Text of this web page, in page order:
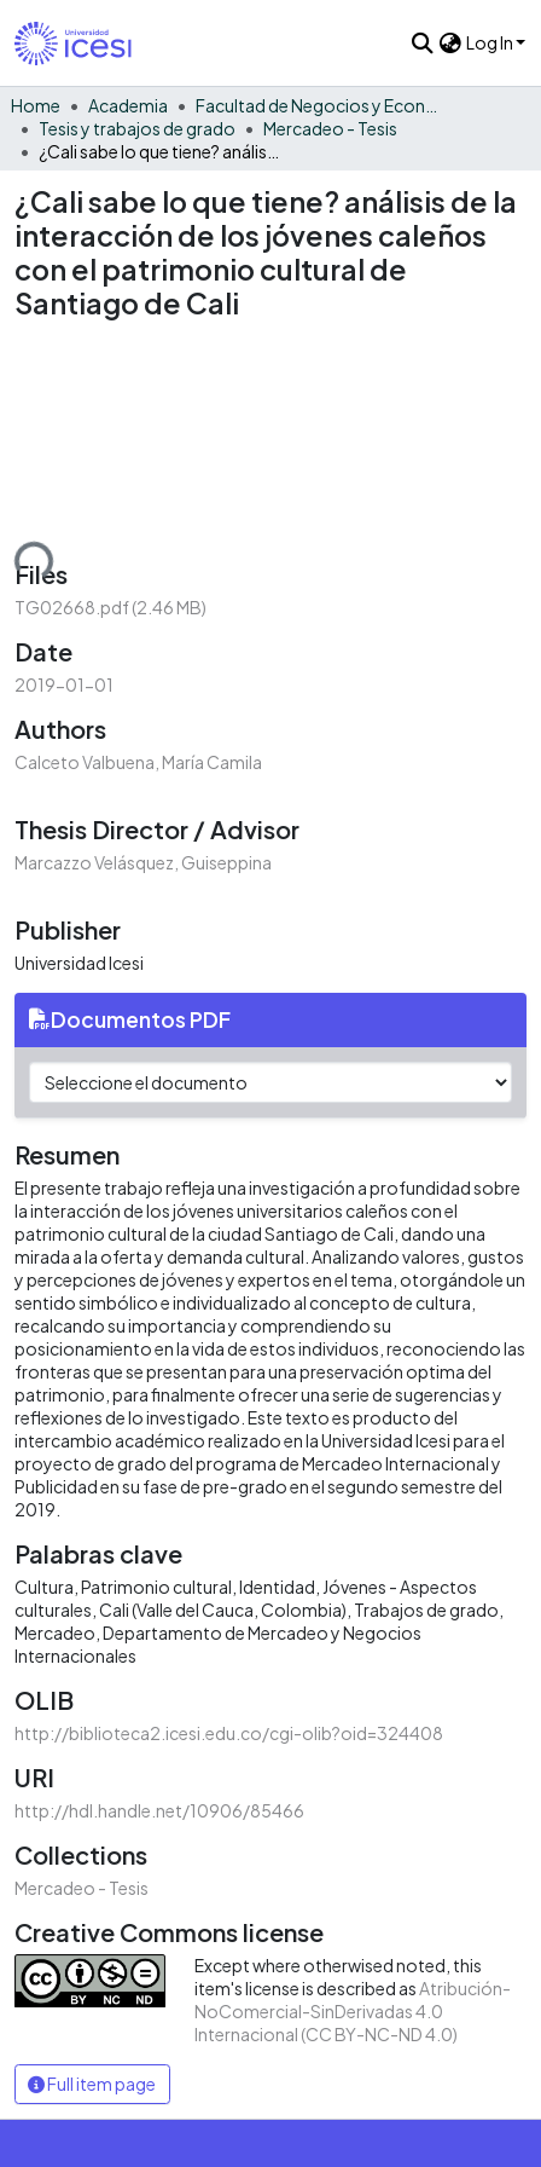
Log In
Home Academia
Tesis y trabajos de grado
Mercadeo - Tesis
¿Cali sabe lo que tiene? análisis de la
interacción de los jóvenes caleños
con el patrimonio cultural de
Santiago de Cali
Files
TG02668.pdf(2.46 MB)
Date
2019-01-01
Authors
Calceto Valbuena, María Camila
Thesis Director / Advisor
Marcazzo Velásquez, Guiseppina
Publisher
Universidad Icesi
Documentos PDF
Resumen
El presente trabajo refleja una investigación a profundidad sobre
la interacción de los jóvenes universitarios caleños con el
patrimonio cultural de la ciudad Santiago de Cali, dando una
mirada a la oferta y demanda cultural. Analizando valores, gustos
y percepciones de jóvenes y expertos en el tema, otorgándole un
sentido simbólico e individualizado al concepto de cultura,
recalcando su importancia y comprendiendo su
posicionamiento en la vida de estos individuos, reconociendo las
fronteras que se presentan para una preservación optima del
patrimonio, para finalmente ofrecer una serie de sugerencias y
reflexiones de lo investigado. Este texto es producto del
intercambio académico realizado en la Universidad Icesi para el
proyecto de grado del programa de Mercadeo Internacional y
Publicidad en su fase de pre-grado en el segundo semestre del
2019.
Palabras clave
Cultura Patrimonio cultural Identidad Jóvenes - Aspectos
culturales Cali (Valle del Cauca, Colombia) Trabajos de grado
Mercadeo Departamento de Mercadeo y Negocios
Internacionales
OLIB
http://biblioteca2.icesi.edu.co/cgi-olib?oid=324408
URI
http://hdl.handle.net/10906/85466
Collections
Mercadeo - Tesis
Creative Commons license
Except where otherwised noted, this
item's license is described asAtribución-
NoComercial-SinDerivadas 4.0
Internacional (CC BY-NC-ND 4.0)
Full item page